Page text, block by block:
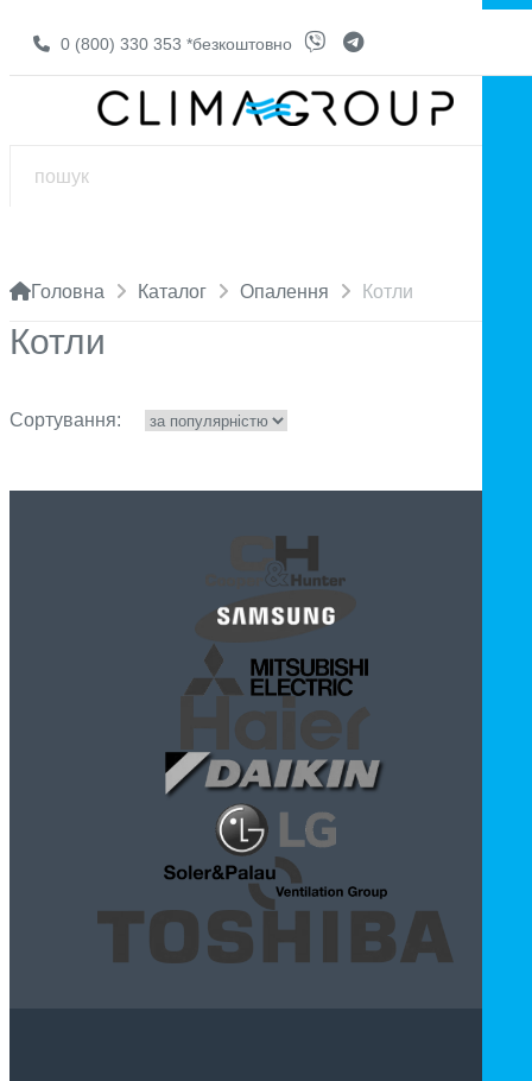
0 (800) 330 353 *безкоштовно
Головна Каталог Опалення Котли
Котли
Сортування: